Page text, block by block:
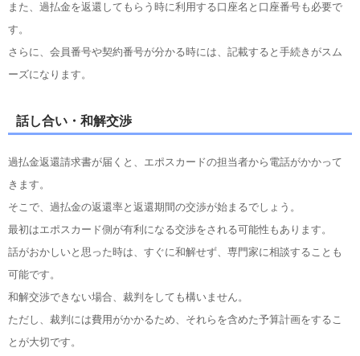
また、過払金を返還してもらう時に利用する口座名と口座番号も必要で
す。
さらに、会員番号や契約番号が分かる時には、記載すると手続きがスム
ーズになります。
話し合い・和解交渉
過払金返還請求書が届くと、エポスカードの担当者から電話がかかって
きます。
そこで、過払金の返還率と返還期間の交渉が始まるでしょう。
最初はエポスカード側が有利になる交渉をされる可能性もあります。
話がおかしいと思った時は、すぐに和解せず、専門家に相談することも
可能です。
和解交渉できない場合、裁判をしても構いません。
ただし、裁判には費用がかかるため、それらを含めた予算計画をするこ
とが大切です。